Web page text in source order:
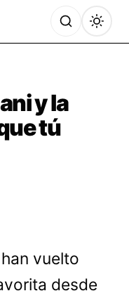
y la
tú
vuelto
desde